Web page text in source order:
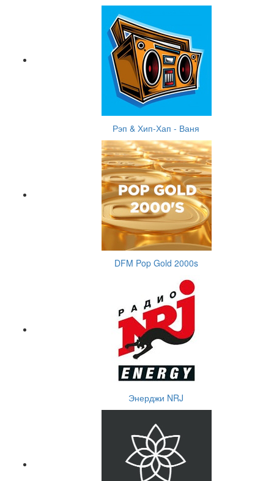
Рэп & Хип-Хап - Ваня
DFM Pop Gold 2000s
Энерджи NRJ